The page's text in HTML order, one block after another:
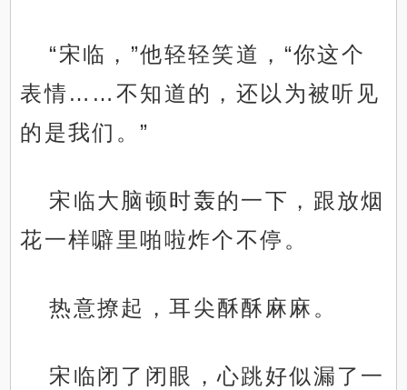
“宋临，”他轻轻笑道，“你这个
表情……不知道的，还以为被听见
的是我们。”
宋临大脑顿时轰的一下，跟放烟
花一样噼里啪啦炸个不停。
热意撩起，耳尖酥酥麻麻。
宋临闭了闭眼，心跳好似漏了一